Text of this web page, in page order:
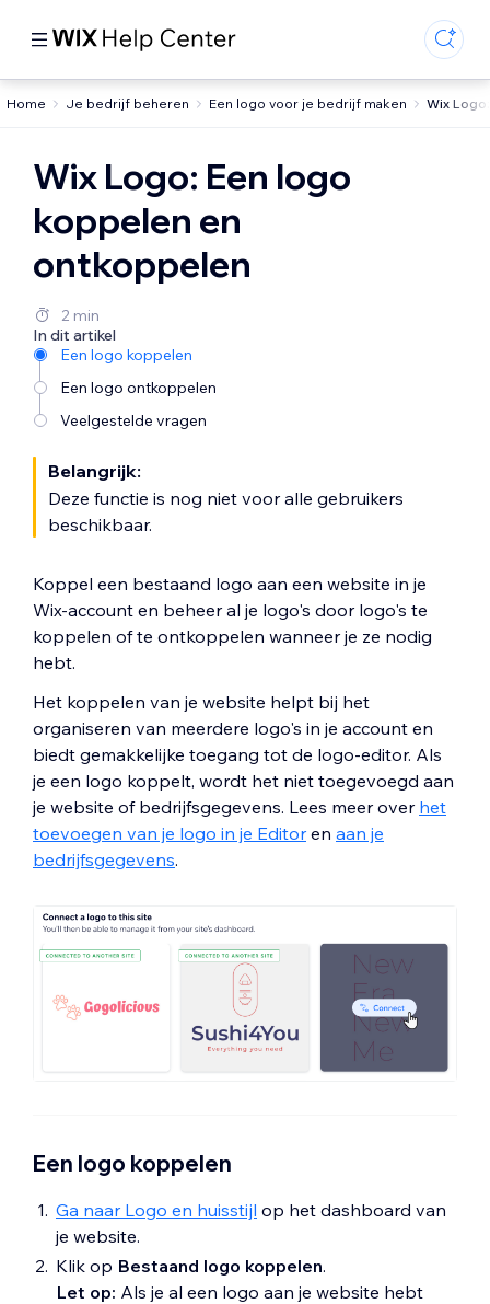
Home Je bedrijf beheren Een logo voor je bedrijf maken Wix
Wix Logo: Een logo
koppelen en
ontkoppelen
2 min
In dit artikel
Een logo koppelen
Een logo ontkoppelen
Veelgestelde vragen
Belangrijk:
Deze functie is nog niet voor alle gebruikers
beschikbaar.
Koppel een bestaand logo aan een website in je
Wix-account en beheer al je logo's door logo's te
koppelen of te ontkoppelen wanneer je ze nodig
hebt.
Het koppelen van je website helpt bij het
organiseren van meerdere logo's in je account en
biedt gemakkelijke toegang tot de logo-editor. Als
je een logo koppelt, wordt het niet toegevoegd aan
je website of bedrijfsgegevens. Lees meer over het
toevoegen van je logo in je Editor en aan je
bedrijfsgegevens.
Een logo koppelen
Ga naar Logo en huisstijl op het dashboard van
je website.
Klik op Bestaand logo koppelen.
Let op: Als je al een logo aan je website hebt